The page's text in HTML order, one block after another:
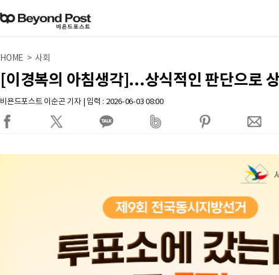
HOME > 사회
[이경복의 아침생각]...상식적인 판단으로
비욘드포스트 이순곤 기자 | 입력 : 2026-06-03 08:00